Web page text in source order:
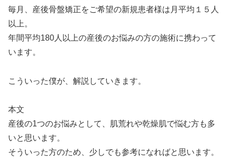
毎月、産後骨盤矯正をご希望の新規患者様は月平均１５人
以上。
年間平均180人以上の産後のお悩みの方の施術に携わって
います。
こういった僕が、解説していきます。
本文
産後の1つのお悩みとして、肌荒れや乾燥肌で悩む方も多
いと思います。
そういった方のため、少しでも参考になればと思います。